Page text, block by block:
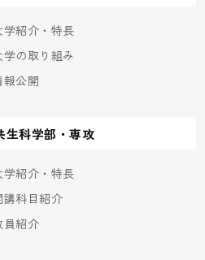
学紹介・特長
学の取り組み
報公開
生科学部・専攻
学紹介・特長
講科目紹介
員紹介